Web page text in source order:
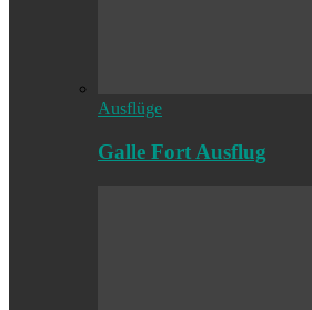
Ausflüge
Galle Fort Ausflug